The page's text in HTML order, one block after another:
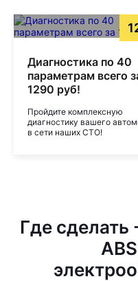
Диагностика по 40
параметрам всего
1290 руб!
Пройдите комплексную
диагностику вашего
в сети наших СТО!
Где сделать